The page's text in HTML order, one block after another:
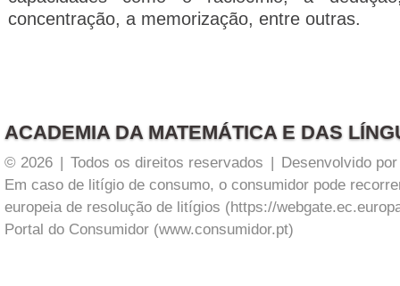
concentração, a memorização, entre outras.
ACADEMIA DA MATEMÁTICA E DAS
© 2026 | Todos os direitos reservados | Desenvolvido
Em caso de litígio de consumo, o consumidor pode
europeia de resolução de litígios (https://
Portal do Consumidor (www.consumidor.pt)